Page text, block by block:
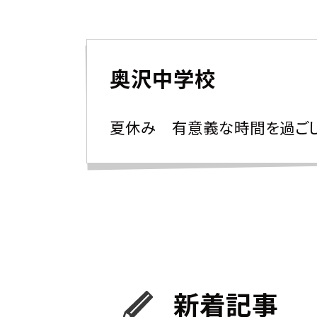
奥沢中学校
夏休み 有意義な時間を過ごし
新着記事